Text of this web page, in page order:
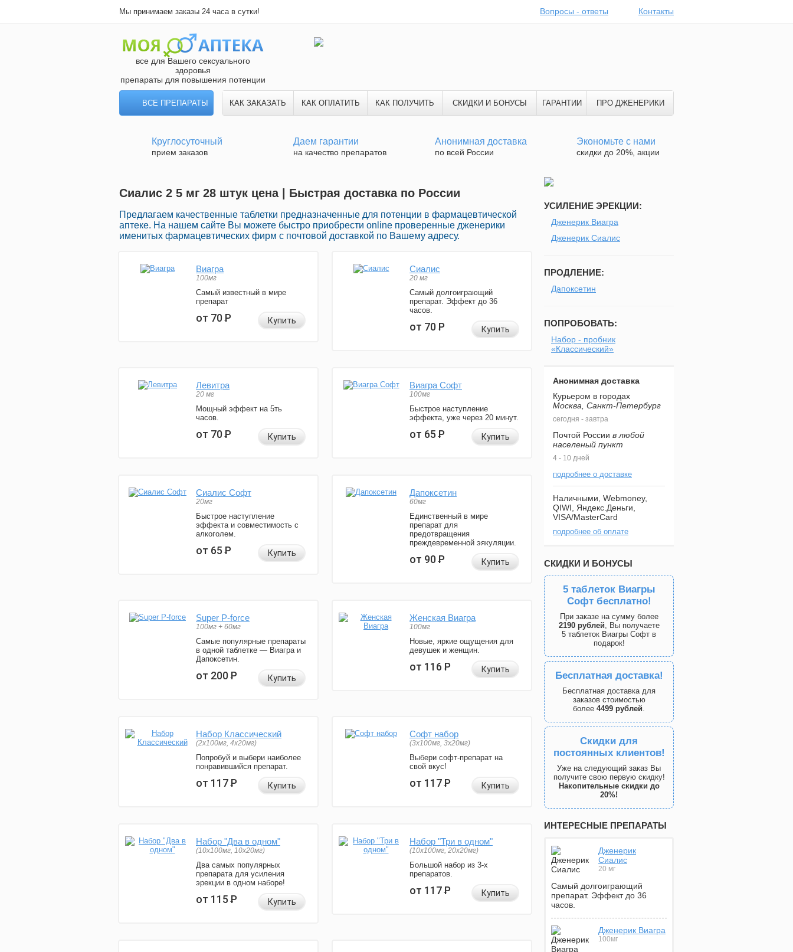
Мы принимаем заказы 24 часа в сутки! Вопросы - ответы Контакты
все для Вашего сексуального
здоровья
препараты для повышения потенции
ВСЕ ПРЕПАРАТЫ КАК ЗАКАЗАТЬ КАК ОПЛАТИТЬ КАК ПОЛУЧИТЬ СКИДКИ И БОНУСЫ ГАРАНТИИ ПРО ДЖЕНЕРИКИ
Круглосуточный
прием заказов
Даем гарантии
на качество препаратов
Анонимная доставка
по всей России
Экономьте с нами
скидки до 20%, акции
Сиалис 2 5 мг 28 штук цена | Быстрая доставка по России
Предлагаем качественные таблетки предназначенные для потенции в фармацевтической
аптеке. На нашем сайте Вы можете быстро приобрести online проверенные дженерики
именитых фармацевтических фирм с почтовой доставкой по Вашему адресу.
Виагра
100мг
Самый известный в мире
препарат
от 70Р Купить
Сиалис
20 мг
Самый долгоиграющий
препарат. Эффект до 36
часов.
от 70Р Купить
Левитра
20 мг
Мощный эффект на 5ть
часов.
от 70Р Купить
Виагра Софт
100мг
Быстрое наступление
эффекта, уже через 20 минут.
от 65Р Купить
Сиалис Софт
20мг
Быстрое наступление
эффекта и совместимость с
алкоголем.
от 65Р Купить
Дапоксетин
60мг
Единственный в мире
препарат для
предотвращения
преждевременной эякуляции.
от 90Р Купить
Super P-force
100мг + 60мг
Самые популярные препараты
в одной таблетке — Виагра и
Дапоксетин.
от 200Р Купить
Женская Виагра
100мг
Новые, яркие ощущения для
девушек и женщин.
от 116Р Купить
Набор Классический
(2x100мг, 4x20мг)
Попробуй и выбери наиболее
понравившийся препарат.
от 117Р Купить
Софт набор
(3x100мг, 3x20мг)
Выбери софт-препарат на
свой вкус!
от 117Р Купить
Набор "Два в одном"
(10x100мг, 10x20мг)
Два самых популярных
препарата для усиления
эрекции в одном наборе!
от 115Р Купить
Набор "Три в одном"
(10x100мг, 20x20мг)
Большой набор из 3-х
препаратов.
от 117Р Купить
УСИЛЕНИЕ ЭРЕКЦИИ:
Дженерик Виагра
Дженерик Сиалис
ПРОДЛЕНИЕ:
Дапоксетин
ПОПРОБОВАТЬ:
Набор - пробник
«Классический»
Анонимная доставка
Курьером в городах
Москва, Санкт-Петербург
сегодня - завтра
Почтой России в любой
населеный пункт
4 - 10 дней
подробнее о доставке
Наличными, Webmoney,
QIWI, Яндекс.Деньги,
VISA/MasterCard
подробнее об оплате
СКИДКИ И БОНУСЫ
5 таблеток Виагры
Софт бесплатно!
При заказе на сумму более
2190 рублей, Вы получаете
5 таблеток Виагры Софт в
подарок!
Бесплатная доставка!
Бесплатная доставка для
заказов стоимостью
более 4499 рублей.
Скидки для
постоянных клиентов!
Уже на следующий заказ Вы
получите свою первую скидку!
Накопительные скидки до
20%!
ИНТЕРЕСНЫЕ ПРЕПАРАТЫ
Дженерик
Сиалис
20 мг
Самый долгоиграющий
препарат. Эффект до 36
часов.
Дженерик Виагра
100мг